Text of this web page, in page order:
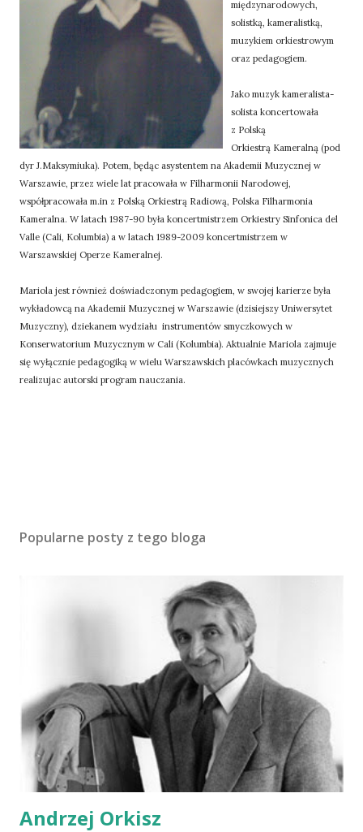
międzynarodowych,
solistką, kameralistką,
muzykiem orkiestrowym
oraz pedagogiem.
Jako muzyk kameralista-
solista koncertowała
z Polską
Orkiestrą Kameralną (pod
dyr J.Maksymiuka). Potem, będąc asystentem na Akademii Muzycznej w
Warszawie, przez wiele lat pracowała w Filharmonii Narodowej,
współpracowała m.in z Polską Orkiestrą Radiową, Polska Filharmonia
Kameralna. W latach 1987-90 była koncertmistrzem Orkiestry Sinfonica del
Valle (Cali, Kolumbia) a w latach 1989-2009 koncertmistrzem w
Warszawskiej Operze Kameralnej.
Mariola jest również doświadczonym pedagogiem, w swojej karierze była
wykładowcą na Akademii Muzycznej w Warszawie (dzisiejszy Uniwersytet
Muzyczny), dziekanem wydziału instrumentów smyczkowych w
Konserwatorium Muzycznym w Cali (Kolumbia). Aktualnie Mariola zajmuje
się wyłącznie pedagogiką w wielu Warszawskich placówkach muzycznych
realizujac autorski program nauczania.
Popularne posty z tego bloga
Andrzej Orkisz